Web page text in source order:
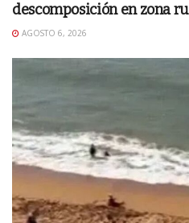
descomposición en zona
AGOSTO 6, 2026